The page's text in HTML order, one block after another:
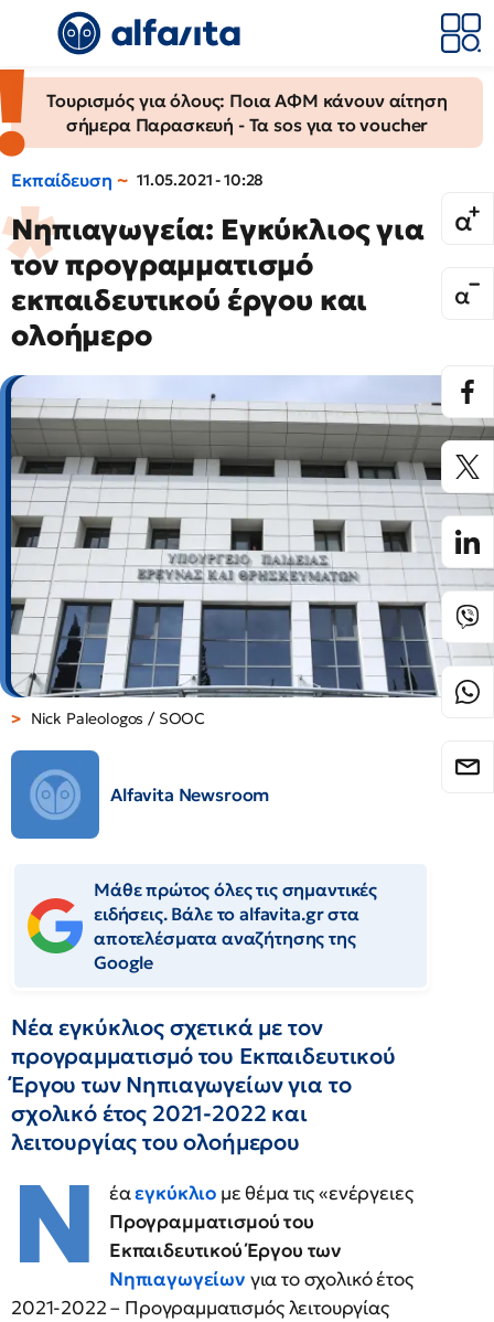
Τουρισμός για όλους: Ποια ΑΦΜ κάνουν αίτηση
σήμερα Παρασκευή - Τα sos για το voucher
Εκπαίδευση 11.05.2021 - 10:28
Νηπιαγωγεία: Eγκύκλιος για
τον προγραμματισμό
εκπαιδευτικού έργου και
ολοήμερο
Nick Paleologos / SOOC
Alfavita Newsroom
Μάθε πρώτος όλες τις σημαντικές
ειδήσεις. Βάλε το alfavita.gr στα
αποτελέσματα αναζήτησης της
Google
Νέα εγκύκλιος σχετικά με τον
προγραμματισμό του Εκπαιδευτικού
Έργου των Νηπιαγωγείων για το
σχολικό έτος 2021-2022 και
λειτουργίας του ολοήμερου
Ν έαεγκύκλιο με θέμα τις «ενέργειες
Προγραμματισμού του
Εκπαιδευτικού Έργου των
Νηπιαγωγείων για το σχολικό έτος
2021-2022 – Προγραμματισμός λειτουργίας